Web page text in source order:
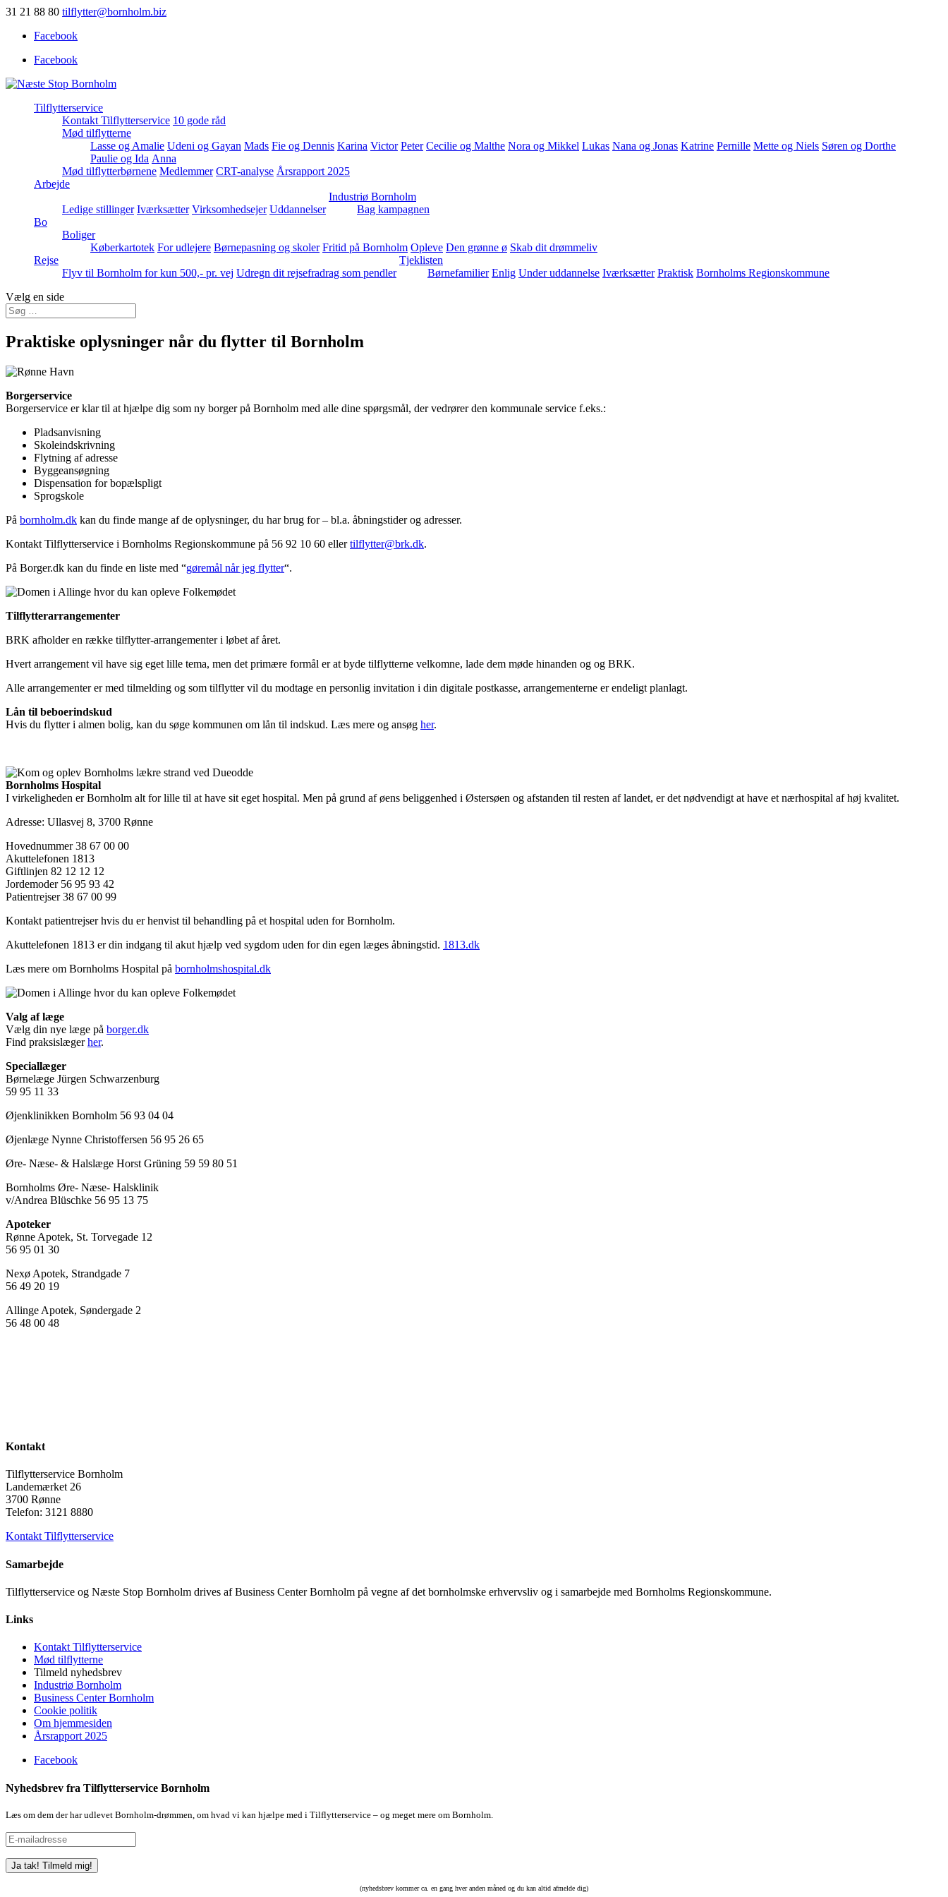
31 21 88 80 tilflytter@bornholm.biz
Facebook
Facebook
Tilflytterservice
Kontakt Tilflytterservice 10 gode råd
Mød tilflytterne
Lasse og Amalie Udeni og Gayan Mads Fie og Dennis Karina Victor Peter Cecilie og Malthe Nora og Mikkel Lukas Nana og Jonas Katrine Pernille Mette og Niels Søren og Dorthe
Paulie og Ida Anna
Mød tilflytterbørnene Medlemmer CRT-analyse Årsrapport 2025
Arbejde
Ledige stillinger Iværksætter Virksomhedsejer Uddannelser
Industriø Bornholm
Bag kampagnen
Bo
Boliger
Køberkartotek For udlejere Børnepasning og skoler Fritid på Bornholm Opleve Den grønne ø Skab dit drømmeliv
Rejse
Flyv til Bornholm for kun 500,- pr. vej Udregn dit rejsefradrag som pendler
Tjeklisten
Børnefamilier Enlig Under uddannelse Iværksætter Praktisk Bornholms Regionskommune
Vælg en side
Praktiske oplysninger når du flytter til Bornholm
Borgerservice
Borgerservice er klar til at hjælpe dig som ny borger på Bornholm med alle dine spørgsmål, der vedrører den kommunale service f.eks.:
Pladsanvisning
Skoleindskrivning
Flytning af adresse
Byggeansøgning
Dispensation for bopælspligt
Sprogskole
På bornholm.dk kan du finde mange af de oplysninger, du har brug for – bl.a. åbningstider og adresser.
Kontakt Tilflytterservice i Bornholms Regionskommune på 56 92 10 60 ellertilflytter@brk.dk.
På Borger.dk kan du finde en liste med “gøremål når jeg flytter“.
Tilflytterarrangementer
BRK afholder en række tilflytter-arrangementer i løbet af året.
Hvert arrangement vil have sig eget lille tema, men det primære formål er at byde tilflytterne velkomne, lade dem møde hinanden og og BRK.
Alle arrangementer er med tilmelding og som tilflytter vil du modtage en personlig invitation i din digitale postkasse, arrangementerne er endeligt planlagt.
Lån til beboerindskud
Hvis du flytter i almen bolig, kan du søge kommunen om lån til indskud. Læs mere og ansøg her.
Bornholms Hospital
I virkeligheden er Bornholm alt for lille til at have sit eget hospital. Men på grund af øens beliggenhed i Østersøen og afstanden til resten af landet, er det nødvendigt at have et nærhospital af høj kvalitet.
Adresse: Ullasvej 8, 3700 Rønne
Hovednummer 38 67 00 00
Akuttelefonen 1813
Giftlinjen 82 12 12 12
Jordemoder 56 95 93 42
Patientrejser 38 67 00 99
Kontakt patientrejser hvis du er henvist til behandling på et hospital uden for Bornholm.
Akuttelefonen 1813 er din indgang til akut hjælp ved sygdom uden for din egen læges åbningstid. 1813.dk
Læs mere om Bornholms Hospital på bornholmshospital.dk
Valg af læge
Vælg din nye læge på borger.dk
Find praksislægerher.
Speciallæger
Børnelæge Jürgen Schwarzenburg
59 95 11 33
Øjenklinikken Bornholm 56 93 04 04
Øjenlæge Nynne Christoffersen 56 95 26 65
Øre- Næse- & Halslæge Horst Grüning 59 59 80 51
Bornholms Øre- Næse- Halsklinik
v/Andrea Blüschke 56 95 13 75
Apoteker
Rønne Apotek, St. Torvegade 12
56 95 01 30
Nexø Apotek, Strandgade 7
56 49 20 19
Allinge Apotek, Søndergade 2
56 48 00 48
Kontakt
Tilflytterservice Bornholm
Landemærket 26
3700 Rønne
Telefon: 3121 8880
Kontakt Tilflytterservice
Samarbejde
Tilflytterservice og Næste Stop Bornholm drives af Business Center Bornholm på vegne af det bornholmske erhvervsliv og i samarbejde med Bornholms Regionskommune.
Links
Kontakt Tilflytterservice
Mød tilflytterne
Tilmeld nyhedsbrev
Industriø Bornholm
Business Center Bornholm
Cookie politik
Om hjemmesiden
Årsrapport 2025
Facebook
Nyhedsbrev fra Tilflytterservice Bornholm
Læs om dem der har udlevet Bornholm-drømmen, om hvad vi kan hjælpe med i Tilflytterservice – og meget mere om Bornholm.
(nyhedsbrev kommer ca. en gang hver anden måned og du kan altid afmelde dig)